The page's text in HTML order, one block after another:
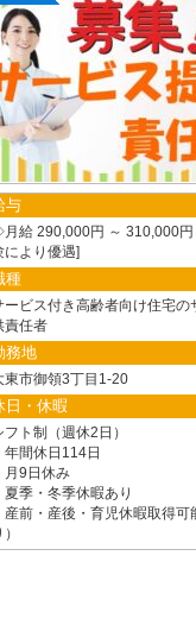
与
月給 290,000円 ～ 310,000円
により優遇
種
ービス付き高齢者向け住宅の
責任者
務地
東市御領3丁目1-20
日・休暇
フト制（週休2日）
年間休日114日
月9日休み
夏季・冬季休暇あり
産前・産後・育児休暇取得可